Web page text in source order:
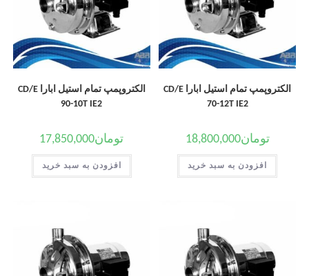
الکتروپمپ تمام استیل ابارا CD/E
70-12T IE2
تومان18,800,000
افزودن به سبد خرید
الکتروپمپ تمام استیل ابارا CD/E
90-10T IE2
تومان17,850,000
افزودن به سبد خرید